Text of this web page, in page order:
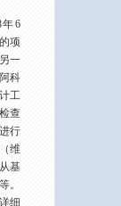
6
项
一
科
工
查
行
维
基
。
细